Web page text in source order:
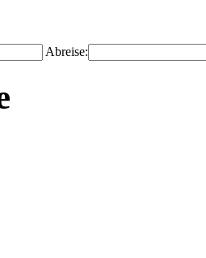
Abreise: